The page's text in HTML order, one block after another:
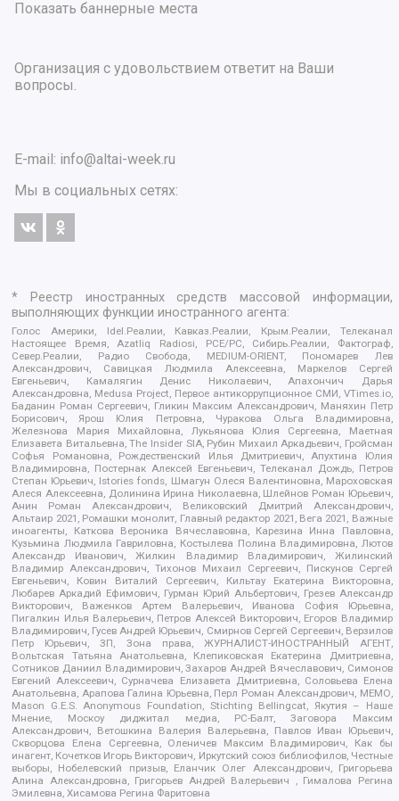
Показать баннерные места
Организация с удовольствием ответит на Ваши
вопросы.
E-mail: info@altai-week.ru
Мы в социальных сетях:
* Реестр иностранных средств массовой информации,
выполняющих функции иностранного агента:
Голос Америки, Idel.Реалии, Кавказ.Реалии, Крым.Реалии, Телеканал
Настоящее Время, Azatliq Radiosi, PCE/PC, Сибирь.Реалии, Фактограф,
Север.Реалии, Радио Свобода, MEDIUM-ORIENT, Пономарев Лев
Александрович, Савицкая Людмила Алексеевна, Маркелов Сергей
Евгеньевич, Камалягин Денис Николаевич, Апахончич Дарья
Александровна, Medusa Project, Первое антикоррупционное СМИ, VTimes.io,
Баданин Роман Сергеевич, Гликин Максим Александрович, Маняхин Петр
Борисович, Ярош Юлия Петровна, Чуракова Ольга Владимировна,
Железнова Мария Михайловна, Лукьянова Юлия Сергеевна, Маетная
Елизавета Витальевна, The Insider SIA, Рубин Михаил Аркадьевич, Гройсман
Софья Романовна, Рождественский Илья Дмитриевич, Апухтина Юлия
Владимировна, Постернак Алексей Евгеньевич, Телеканал Дождь, Петров
Степан Юрьевич, Istories fonds, Шмагун Олеся Валентиновна, Мароховская
Алеся Алексеевна, Долинина Ирина Николаевна, Шлейнов Роман Юрьевич,
Анин Роман Александрович, Великовский Дмитрий Александрович,
Альтаир 2021, Ромашки монолит, Главный редактор 2021, Вега 2021, Важные
иноагенты, Каткова Вероника Вячеславовна, Карезина Инна Павловна,
Кузьмина Людмила Гавриловна, Костылева Полина Владимировна, Лютов
Александр Иванович, Жилкин Владимир Владимирович, Жилинский
Владимир Александрович, Тихонов Михаил Сергеевич, Пискунов Сергей
Евгеньевич, Ковин Виталий Сергеевич, Кильтау Екатерина Викторовна,
Любарев Аркадий Ефимович, Гурман Юрий Альбертович, Грезев Александр
Викторович, Важенков Артем Валерьевич, Иванова София Юрьевна,
Пигалкин Илья Валерьевич, Петров Алексей Викторович, Егоров Владимир
Владимирович, Гусев Андрей Юрьевич, Смирнов Сергей Сергеевич, Верзилов
Петр Юрьевич, ЗП, Зона права, ЖУРНАЛИСТ-ИНОСТРАННЫЙ АГЕНТ,
Вольтская Татьяна Анатольевна, Клепиковская Екатерина Дмитриевна,
Сотников Даниил Владимирович, Захаров Андрей Вячеславович, Симонов
Евгений Алексеевич, Сурначева Елизавета Дмитриевна, Соловьева Елена
Анатольевна, Арапова Галина Юрьевна, Перл Роман Александрович, МЕМО,
Mason G.E.S. Anonymous Foundation, Stichting Bellingcat, Якутия – Наше
Мнение, Москоу диджитал медиа, РС-Балт, Заговора Максим
Александрович, Ветошкина Валерия Валерьевна, Павлов Иван Юрьевич,
Скворцова Елена Сергеевна, Оленичев Максим Владимирович, Как бы
инагент, Кочетков Игорь Викторович, Иркутский союз библиофилов, Честные
выборы, Нобелевский призыв, Еланчик Олег Александрович, Григорьева
Алина Александровна, Григорьев Андрей Валерьевич , Гималова Регина
Эмилевна, Хисамова Регина Фаритовна